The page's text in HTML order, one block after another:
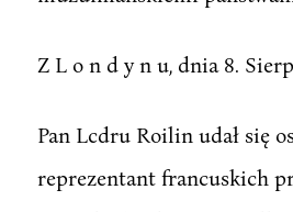
Z L o n d y n u, dnia 8.
Pan Lcdru Roilin udał się
reprezentant francuskich